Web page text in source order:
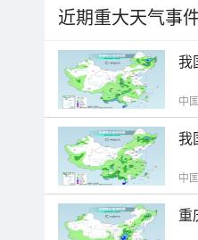
近期重大天气事
我
中
我
中
重